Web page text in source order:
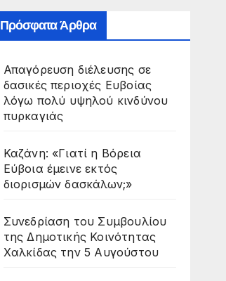
Πρόσφατα Άρθρα
Απαγόρευση διέλευσης σε
δασικές περιοχές Ευβοίας
λόγω πολύ υψηλού κινδύνου
πυρκαγιάς
Καζάνη: «Γιατί η Βόρεια
Εύβοια έμεινε εκτός
διορισμών δασκάλων;»
Συνεδρίαση του Συμβουλίου
της Δημοτικής Κοινότητας
Χαλκίδας την 5 Αυγούστου